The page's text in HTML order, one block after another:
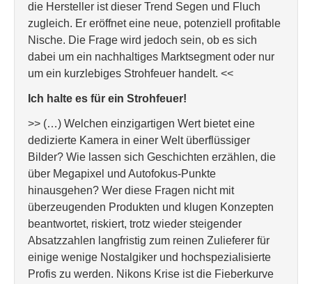
die Hersteller ist dieser Trend Segen und Fluch
zugleich. Er eröffnet eine neue, potenziell profitable
Nische. Die Frage wird jedoch sein, ob es sich
dabei um ein nachhaltiges Marktsegment oder nur
um ein kurzlebiges Strohfeuer handelt. <<
Ich halte es für ein Strohfeuer!
>> (…) Welchen einzigartigen Wert bietet eine
dedizierte Kamera in einer Welt überflüssiger
Bilder? Wie lassen sich Geschichten erzählen, die
über Megapixel und Autofokus-Punkte
hinausgehen? Wer diese Fragen nicht mit
überzeugenden Produkten und klugen Konzepten
beantwortet, riskiert, trotz wieder steigender
Absatzzahlen langfristig zum reinen Zulieferer für
einige wenige Nostalgiker und hochspezialisierte
Profis zu werden. Nikons Krise ist die Fieberkurve